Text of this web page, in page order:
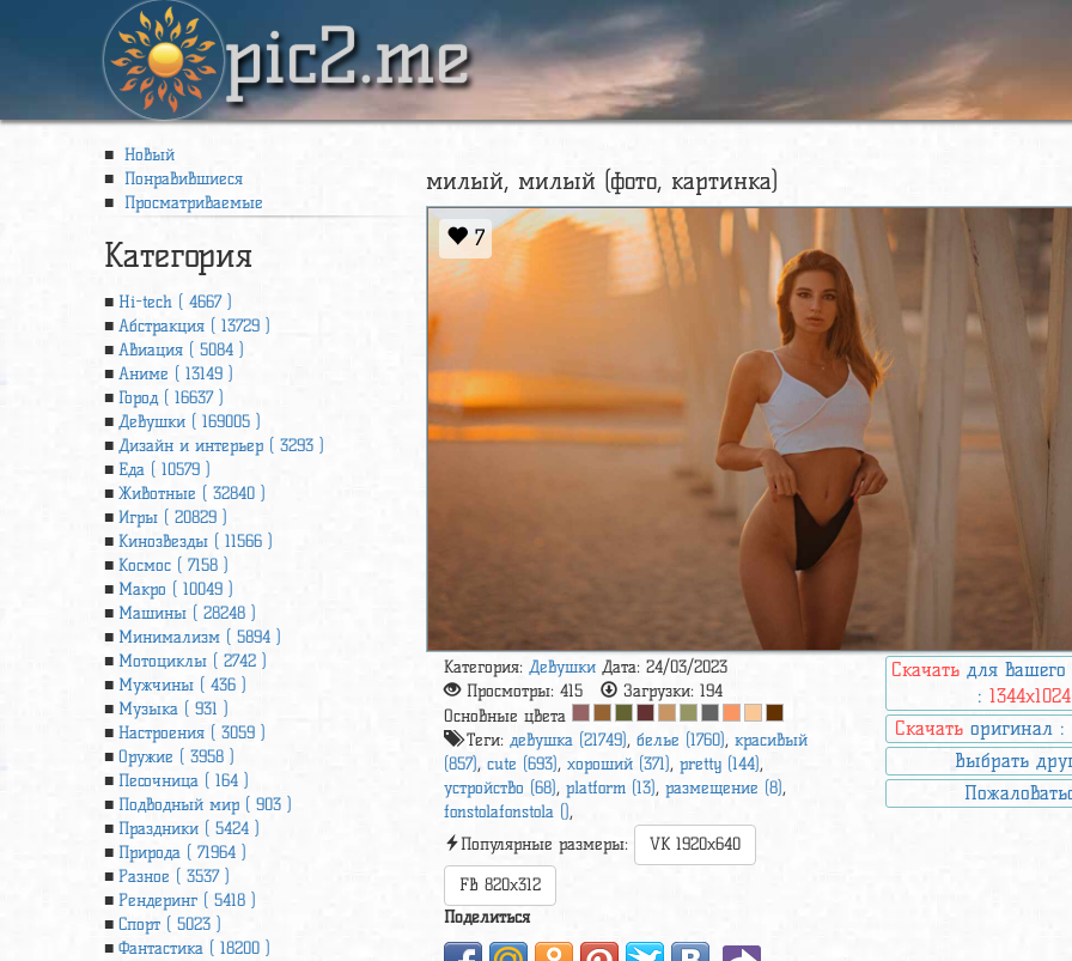
pic2.me
Новый
Понравившиеся
Просматриваемые
Категория
Hi-tech ( 4667 )
Абстракция ( 13729 )
Авиация ( 5084 )
Аниме ( 13149 )
Город ( 16637 )
Девушки ( 169005 )
Дизайн и интерьер ( 3293 )
Еда ( 10579 )
Животные ( 32840 )
Игры ( 20829 )
Кинозвезды ( 11566 )
Космос ( 7158 )
Макро ( 10049 )
Машины ( 28248 )
Минимализм ( 5894 )
Мотоциклы ( 2742 )
Мужчины ( 436 )
Музыка ( 931 )
Настроения ( 3059 )
Оружие ( 3958 )
Песочница ( 164 )
Подводный мир ( 903 )
Праздники ( 5424 )
Природа ( 71964 )
Разное ( 3537 )
Рендеринг ( 5418 )
Спорт ( 5023 )
Фантастика ( 18200 )
милый, милый (фото, картинка)
7
Категория:Девушки Дата: 24/03/2023
Просмотры:415 Загрузки:194
Основные цвета
Теги:девушка (21749),белье (1760),красивый
(857),cute (693),хороший (371),pretty (144),
устройство (68),platform (13),размещение (8),
fonstolafonstola (),
Популярные размеры:
VK 1920x640
FB 820x312
Скачать для
:1344x1024
Скачать оригинал :
Выбрать
Поделиться